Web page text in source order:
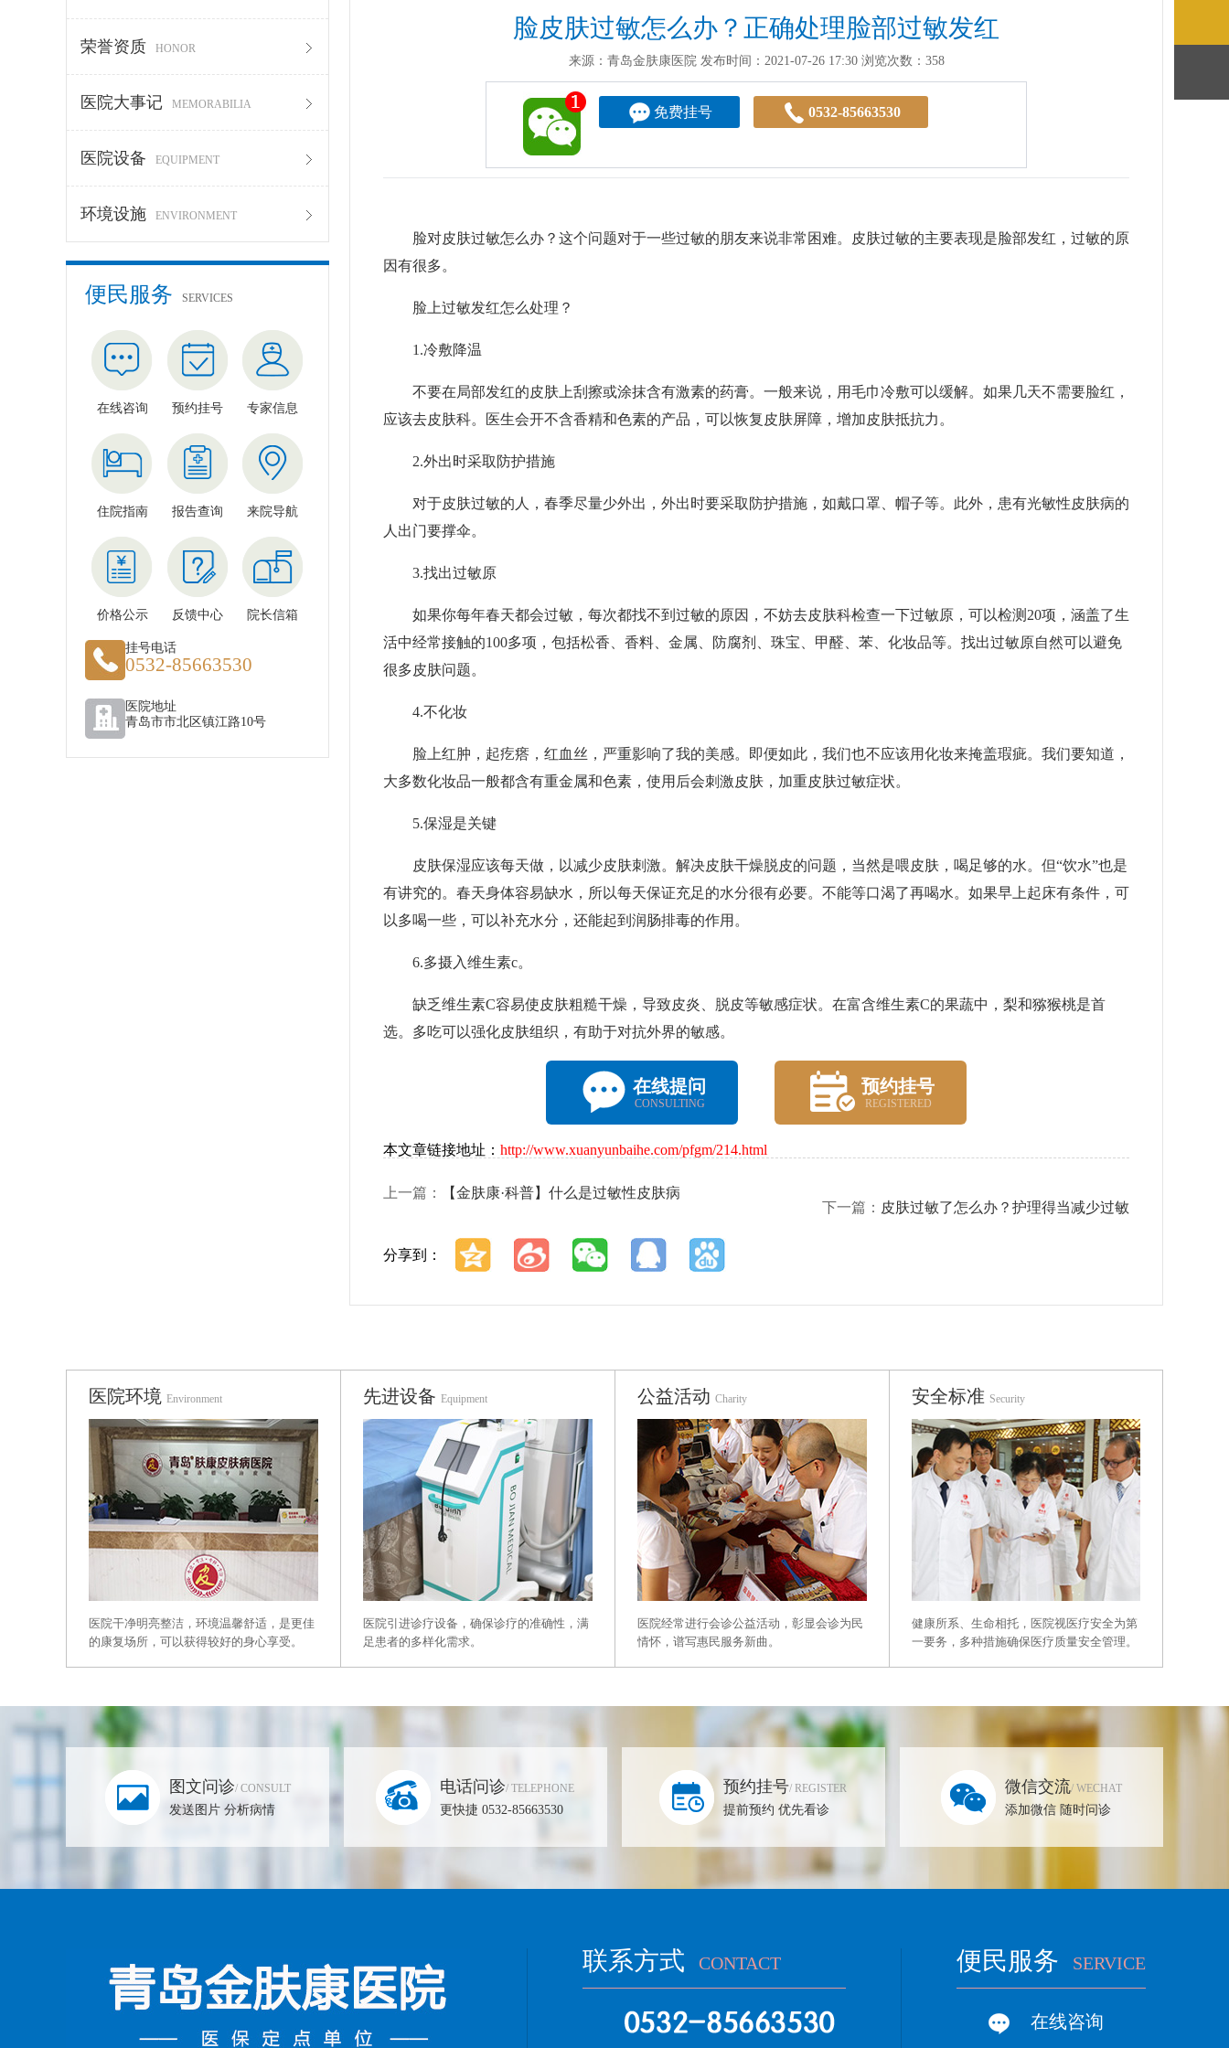
荣誉资质 HONOR
医院大事记 MEMORABILIA
医院设备 EQUIPMENT
环境设施 ENVIRONMENT
便民服务 SERVICES
在线咨询 预约挂号 专家信息
住院指南 报告查询 来院导航
价格公示 反馈中心 院长信箱
挂号电话
0532-85663530
医院地址
青岛市市北区镇江路10号
脸皮肤过敏怎么办？正确处理脸部过敏发红
来源：青岛金肤康医院 发布时间：2021-07-26 17:30浏览次数：358
免费挂号 0532-85663530
脸对皮肤过敏怎么办？这个问题对于一些过敏的朋友来说非常困难。皮肤过敏的主要表现是脸部发红，过敏的原
因有很多。
脸上过敏发红怎么处理？
1.冷敷降温
不要在局部发红的皮肤上刮擦或涂抹含有激素的药膏。一般来说，用毛巾冷敷可以缓解。如果几天不需要脸红，
应该去皮肤科。医生会开不含香精和色素的产品，可以恢复皮肤屏障，增加皮肤抵抗力。
2.外出时采取防护措施
对于皮肤过敏的人，春季尽量少外出，外出时要采取防护措施，如戴口罩、帽子等。此外，患有光敏性皮肤病的
人出门要撑伞。
3.找出过敏原
如果你每年春天都会过敏，每次都找不到过敏的原因，不妨去皮肤科检查一下过敏原，可以检测20项，涵盖了生
活中经常接触的100多项，包括松香、香料、金属、防腐剂、珠宝、甲醛、苯、化妆品等。找出过敏原自然可以避免
很多皮肤问题。
4.不化妆
脸上红肿，起疙瘩，红血丝，严重影响了我的美感。即便如此，我们也不应该用化妆来掩盖瑕疵。我们要知道，
大多数化妆品一般都含有重金属和色素，使用后会刺激皮肤，加重皮肤过敏症状。
5.保湿是关键
皮肤保湿应该每天做，以减少皮肤刺激。解决皮肤干燥脱皮的问题，当然是喂皮肤，喝足够的水。但“饮水”也是
有讲究的。春天身体容易缺水，所以每天保证充足的水分很有必要。不能等口渴了再喝水。如果早上起床有条件，可
以多喝一些，可以补充水分，还能起到润肠排毒的作用。
6.多摄入维生素c。
缺乏维生素C容易使皮肤粗糙干燥，导致皮炎、脱皮等敏感症状。在富含维生素C的果蔬中，梨和猕猴桃是首
选。多吃可以强化皮肤组织，有助于对抗外界的敏感。
在线提问
CONSULTING
预约挂号
REGISTERED
本文章链接地址： http://www.xuanyunbaihe.com/pfgm/214.html
上一篇：
【金肤康·科普】什么是过敏性皮肤病
下一篇： 皮肤过敏了怎么办？护理得当减少过敏
分享到：
医院环境 Environment
医院干净明亮整洁，环境温馨舒适，是更佳
的康复场所，可以获得较好的身心享受。
先进设备 Equipment
医院引进诊疗设备，确保诊疗的准确性，满
足患者的多样化需求。
公益活动 Charity
医院经常进行会诊公益活动，彰显会诊为民
情怀，谱写惠民服务新曲。
安全标准 Security
健康所系、生命相托，医院视医疗安全为第
一要务，多种措施确保医疗质量安全管理。
图文问诊/ CONSULT
发送图片 分析病情
电话问诊/ TELEPHONE
更快捷 0532-85663530
预约挂号/ REGISTER
提前预约 优先看诊
微信交流/ WECHAT
添加微信 随时问诊
联系方式 CONTACT 便民服务 SERVICE
在线咨询